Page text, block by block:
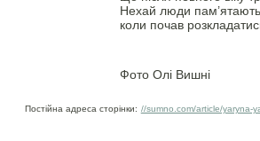
Нехай люди пам’ятають
коли почав
Фото Олі Вишні
Постійна адреса сторінки: //sumno.com/article/yaryna-